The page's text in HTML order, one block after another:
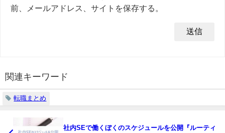
前、メールアドレス、サイトを保存する。
関連キーワード
転職まとめ
社内SEで働くぼくのスケジュールを公開『ルーティ